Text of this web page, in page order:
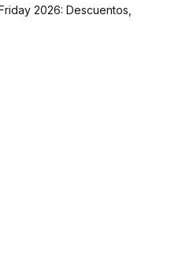
2026: Descuentos,